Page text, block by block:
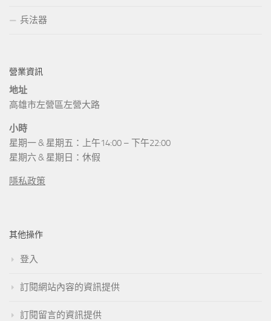
兵法器
營業資訊
地址
高雄市左營區左營大路
小時
星期一 & 星期五：上午14:00 – 下午22:00
星期六 & 星期日：休假
隱私政策
其他操作
登入
訂閱網站內容的資訊提供
訂閱留言的資訊提供